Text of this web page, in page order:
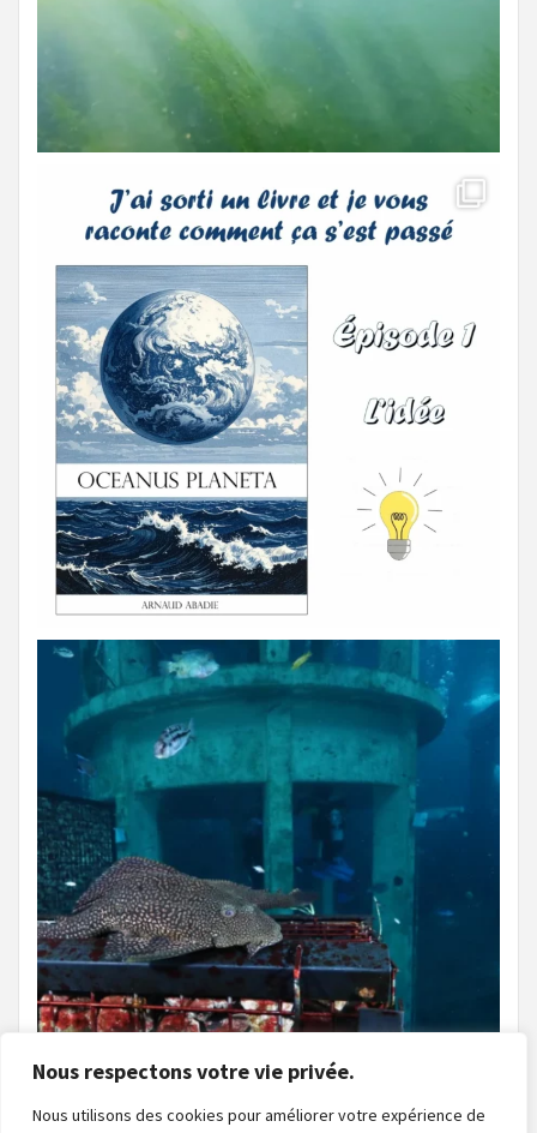
Nous respectons votre vie privée.
Nous utilisons des cookies pour améliorer votre expérience de